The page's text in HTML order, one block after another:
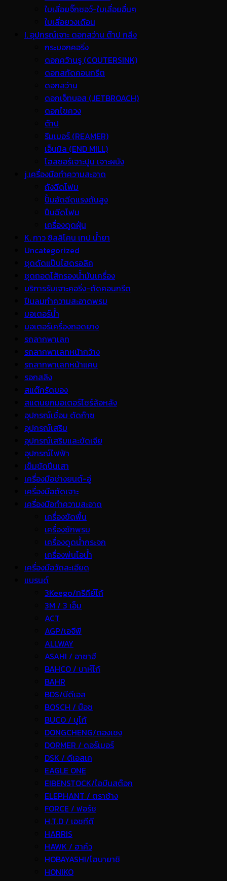
ใบเลื่อยจิ๊กซอว์-ใบเลื่อยอื่นๆ
ใบเลื่อยวงเดือน
I. อุปกรณ์เจาะ ดอกสว่าน ต๊าป กลึง
กระบอกคอริ่ง
ดอกคว้านรู (COUTERSINK)
ดอกสกัดคอนกรีต
ดอกสว่าน
ดอกเจ็ทบอส (JETBROACH)
ดอกไขควง
ต๊าป
รีมเมอร์ (REAMER)
เอ็นมิล (END MILL)
โฮลซอร์เจาะปูน เจาะผนัง
j.เครื่องมือทำความสะอาด
ถังฉีดโฟม
ปั้มอัดฉีดแรงดันสูง
ปืนฉีดโฟม
เครื่องดูดฝุ่น
K. กาว ซิลลิโคน เทป น้ำยา
Uncategorized
ชุดดัดแป๊บไฮดรอลิค
ชุดถอดไส้กรองน้ำมันเครื่อง
บริการรับเจาะคอริ่ง-ตัดคอนกรีต
ปืนลมทำความสะอาดพรม
มอเตอร์น้ำ
มอเตอร์เครื่องถอดยาง
รถลากพาเลท
รถลากพาเลทหน้ากว้าง
รถลากพาเลทหน้าแคบ
รอกสลิง
สแต๊กรัดของ
สแตนยกมอเตอร์ไซร์ล้อหลัง
อุปกรณ์เชื่อม ตัดก๊าซ
อุปกรณ์เสริม
อุปกรณ์เสริมและขัดเจีย
อุปกรณ์ไฟฟ้า
เข็มขัดปีนเสา
เครื่องมือช่างยนต์-อู่
เครื่องมือตัดเจาะ
เครื่องมือทำความสะอาด
เครื่องขัดพื้น
เครื่องซักพรม
เครื่องดูดน้ำกระจก
เครื่องพ่นไอน้ำ
เครื่องมือวัดละเอียด
แบรนด์
3Keego/ทรีคีย์โก้
3M / 3 เอ็ม
ACT
AGP/เอจีพี
ALLWAY
ASAHI / อาซาฮี
BAHCO / บาห์โก้
BAHR
BDS/บีดีเอส
BOSCH / บ๊อช
BUCO / บูโก้
DONGCHENG/ดองเชง
DORMER / ดอร์เมอร์
DSK / ดีเอสเค
EAGLE ONE
EIBENSTOCK/ไอบีนสต๊อก
ELEPHANT / ตราช้าง
FORCE / ฟอร์ช
H.T.D / เอชทีดี
HARRIS
HAWK / ฮาค์ว
HOBAYASHI/โฮบายาชิ
HONIKO